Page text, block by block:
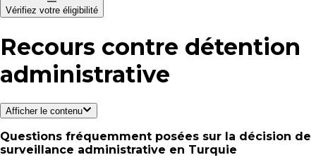
Vérifiez votre éligibilité
Recours contre détention
administrative
Afficher le contenu
Questions fréquemment posées sur la décision de
surveillance administrative en Turquie